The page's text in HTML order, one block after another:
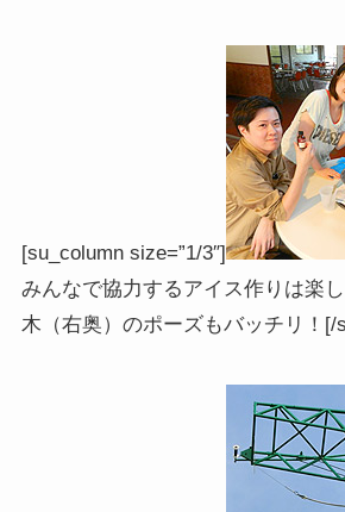
[su_column size=”1/3″]
みんなで協力するアイス作りは楽
木（右奥）のポーズもバッチリ！[/